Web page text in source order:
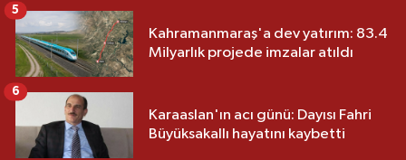
Kahramanmaraş'a dev yatırım: 83.4
Milyarlık projede imzalar atıldı
5
Karaaslan'ın acı günü: Dayısı Fahri
Büyüksakallı hayatını kaybetti
6